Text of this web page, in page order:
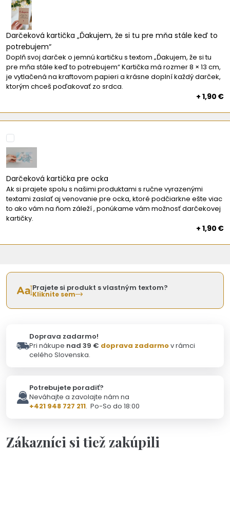
Darčeková kartička „Ďakujem, že si tu pre mňa stále keď to
potrebujem“
Doplň svoj darček o jemnú kartičku s textom „Ďakujem, že si tu
pre mňa stále keď to potrebujem“ Kartička má rozmer 8 × 13 cm,
je vytlačená na kraftovom papieri a krásne doplní každý darček,
ktorým chceš poďakovať zo srdca.
+ 1,90 €
Darčeková kartička pre ocka
Ak si prajete spolu s našimi produktami s ručne vyrazenými
textami zaslať aj venovanie pre ocka, ktoré podčiarkne ešte viac
to ako vám na ňom záleží , ponúkame vám možnosť darčekovej
kartičky.
+ 1,90 €
Prajete si produkt s vlastným textom?
Kliknite sem
Doprava zadarmo!
Pri nákupe nad 39 € doprava zadarmov rámci
celého Slovenska.
Potrebujete poradiť?
Neváhajte a zavolajte nám na
+421 948 727 211. Po-So do 18:00
Zákazníci si tiež zakúpili